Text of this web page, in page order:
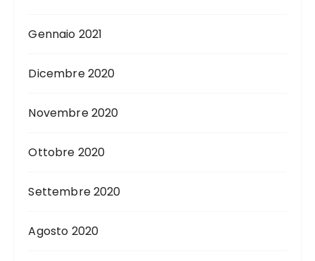
Gennaio 2021
Dicembre 2020
Novembre 2020
Ottobre 2020
Settembre 2020
Agosto 2020